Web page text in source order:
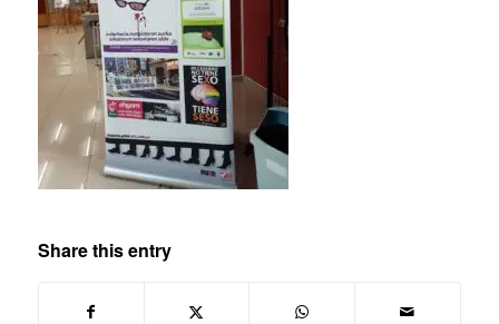
Share this entry